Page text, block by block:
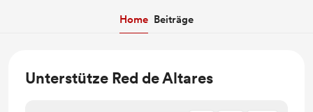
Home Beiträge
Unterstütze Red de Altares